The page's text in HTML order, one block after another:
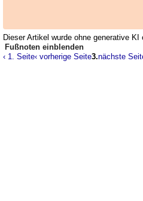
Dieser Artikel wurde ohne generative KI
Fußnoten
‹ 1. Seite‹ vorherige Seite3.nächste